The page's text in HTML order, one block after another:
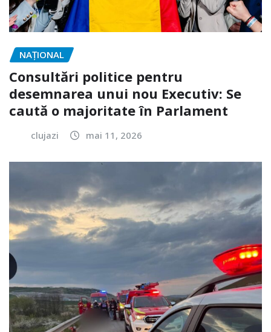
NAŢIONAL
Consultări politice pentru
desemnarea unui nou Executiv: Se
caută o majoritate în Parlament
clujazi mai 11, 2026